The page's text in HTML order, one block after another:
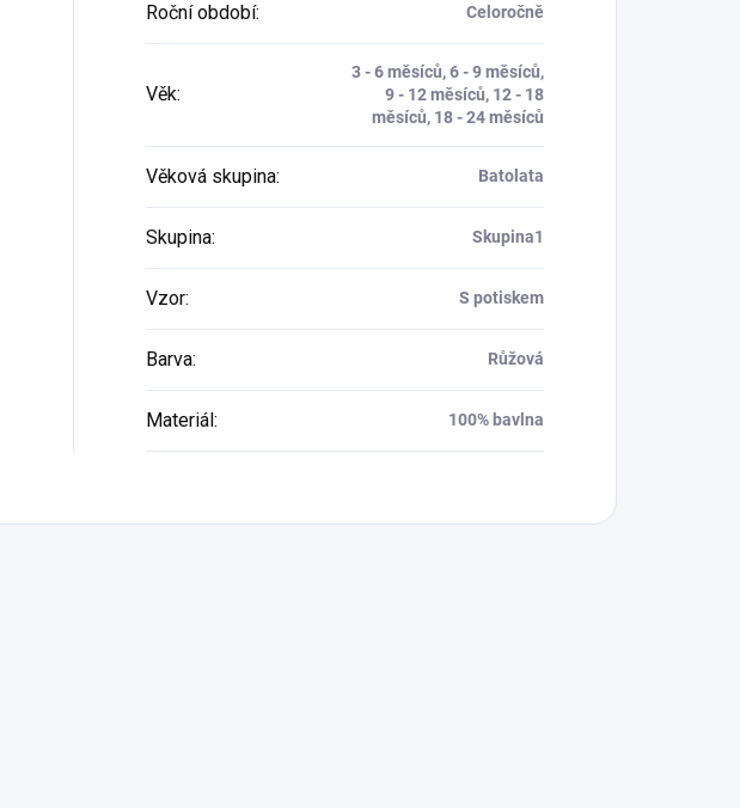
Roční období: Celoročně
Věk:
3 - 6 měsíců, 6 - 9 měsíců,
9 - 12 měsíců, 12 - 18
měsíců, 18 - 24 měsíců
Věková skupina: Batolata
Skupina: Skupina1
Vzor: S potiskem
Barva: Růžová
Materiál : 100% bavlna